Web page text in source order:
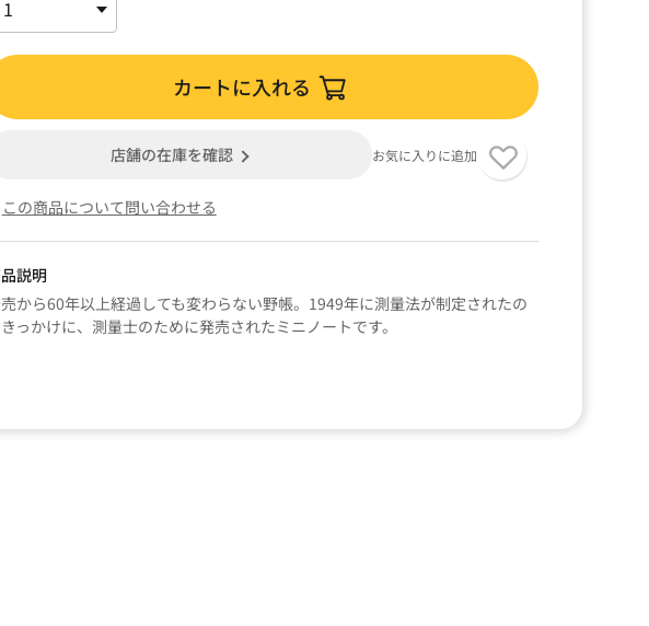
カートに入れる
店舗の在庫を確認 お気に入りに追加
この商品について問い合わせる
説明
から60年以上経過しても変わらない野帳。1949年に測量法が制定されたの
っかけに、測量士のために発売されたミニノートです。